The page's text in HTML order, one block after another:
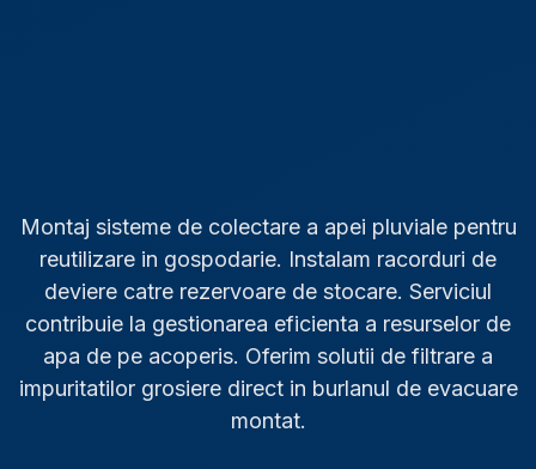
Montaj sisteme de colectare a apei pluviale pentru
reutilizare in gospodarie. Instalam racorduri de
deviere catre rezervoare de stocare. Serviciul
contribuie la gestionarea eficienta a resurselor de
apa de pe acoperis. Oferim solutii de filtrare a
impuritatilor grosiere direct in burlanul de evacuare
montat.